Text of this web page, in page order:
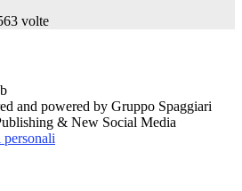
volte
and powered by Gruppo Spaggiari
& New Social Media